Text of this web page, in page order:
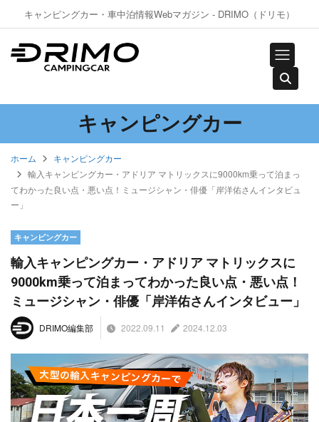
キャンピングカー・車中泊情報Webマガジン - DRIMO（ドリモ）
キャンピングカー
ホーム
キャンピングカー
輸入キャンピングカー・アドリア マトリックスに9000km乗って泊まっ
てわかった良い点・悪い点！ミュージシャン・俳優「岸洋佑さんインタビュ
ー」
キャンピングカー
輸入キャンピングカー・アドリア マトリックスに
9000km乗って泊まってわかった良い点・悪い点！
ミュージシャン・俳優「岸洋佑さんインタビュー」
DRIMO編集部 2022.09.11 2024.12.03